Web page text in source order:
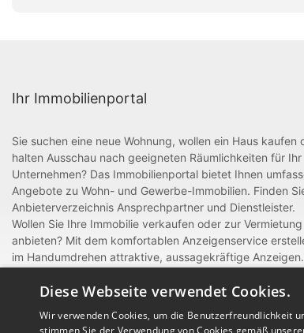
Ihr Immobilienportal
Sie suchen eine neue Wohnung, wollen ein Haus kaufen
halten Ausschau nach geeigneten Räumlichkeiten für Ihr
Unternehmen? Das Immobilienportal bietet Ihnen
Angebote zu Wohn- und Gewerbe-Immobilien. Finden
Anbieterverzeichnis Ansprechpartner und Dienstleister.
Wollen Sie Ihre Immobilie verkaufen oder zur Vermietung
anbieten? Mit dem komfortablen Anzeigenservice
im Handumdrehen attraktive, aussagekräftige
Handwerk können Sie sich zudem mit einem Eintrag im
Diese Webseite verwendet Cookies.
Wir verwenden Cookies, um die Benutzerfreundlichkeit
stimmen Sie der Verwendung von Cookies gemäß